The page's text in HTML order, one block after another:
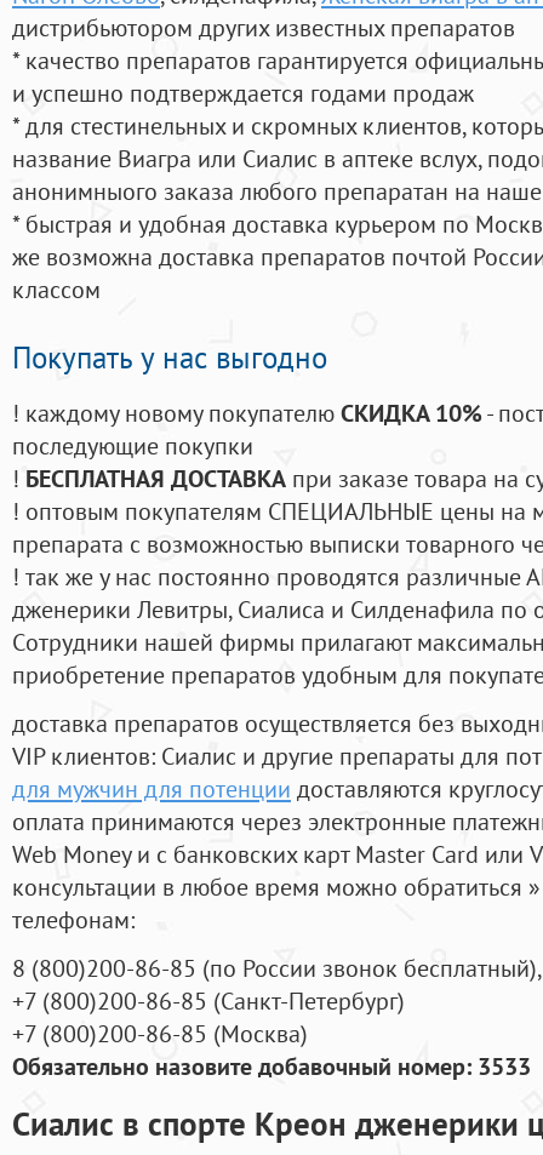
дистрибьютором других известных препаратов
* качество препаратов гарантируется
и успешно подтверждается годами продаж
* для стестинельных и скромных клиентов,
название Виагра или Сиалис в аптеке вслух,
анонимныого заказа любого препаратан на
* быстрая и удобная доставка курьером по
же возможна доставка препаратов почтой
классом
Покупать у нас выгодно
! каждому новому покупателюСКИДКА 10%-
последующие покупки
! БЕСПЛАТНАЯ ДОСТАВКА при заказе товара на
! оптовым покупателям СПЕЦИАЛЬНЫЕ цены на
препарата с возможностью выписки товарного
! так же у нас постоянно проводятся
дженерики Левитры, Сиалиса и Силденафила по
Cотрудники нашей фирмы прилагают
приобретение препаратов удобным для
доставка препаратов осуществляется без
VIP клиентов: Сиалис и другие препараты для
для мужчин для потенции доставляются
оплата принимаются через электронные
Web Money и с банковских карт Master Card или
консультации в любое время можно обратиться
телефонам:
8 (800)200-86-85 (по России звонок бесплатный),
+7 (800)200-86-85 (Санкт-Петербург)
+7 (800)200-86-85 (Москва)
Обязательно назовите добавочный номер: 3533
Сиалис в спорте Креон дженерики